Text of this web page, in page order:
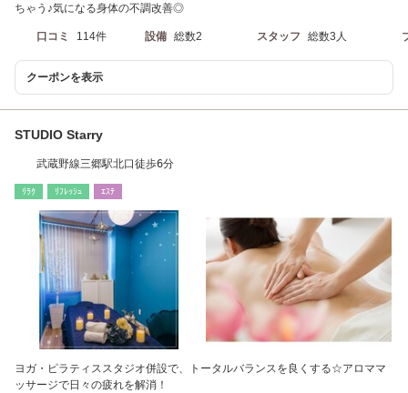
ちゃう♪気になる身体の不調改善◎
口コミ 114件 設備 総数2 スタッフ 総数3人
クーポンを表示
STUDIO Starry
武蔵野線三郷駅北口徒歩6分
ﾘﾗｸ ﾘﾌﾚｯｼｭ ｴｽﾃ
ヨガ・ピラティススタジオ併設で、トータルバランスを良くする☆アロママ
ッサージで日々の疲れを解消！